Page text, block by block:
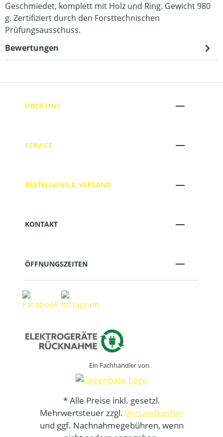
Geschmiedet, komplett mit Holz und Ring. Gewicht 980
g. Zertifiziert durch den Forsttechnischen
Prüfungsausschuss.
Bewertungen
ÜBER UNS
SERVICE
BESTELLUNG & VERSAND
KONTAKT
ÖFFNUNGSZEITEN
Ein Fachhändler von
* Alle Preise inkl. gesetzl.
Mehrwertsteuer zzgl. Versandkosten
und ggf. Nachnahmegebühren, wenn